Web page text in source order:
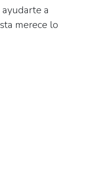
a
merece lo